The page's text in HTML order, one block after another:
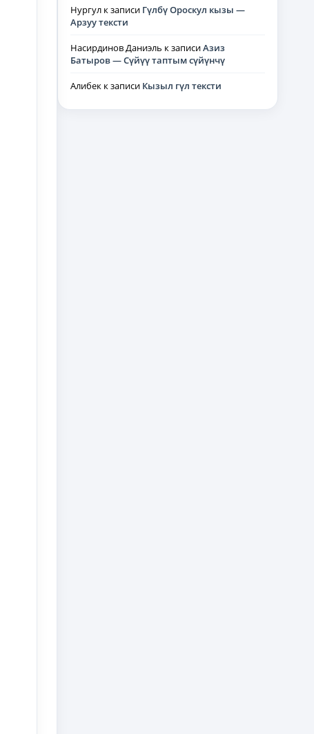
Нургул к записи Гүлбү Ороскул кызы —
Арзуу тексти
Насирдинов Даниэль к записиАзиз
Батыров — Сүйүү таптым сүйүнчү
Алибек к записи Кызыл гүл тексти